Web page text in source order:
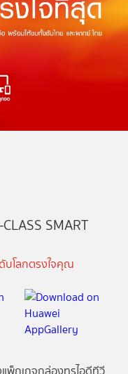
SMART
บโลกตรงใจคุณ
แพ็กเกจกล่องทรูไอดีทีวี